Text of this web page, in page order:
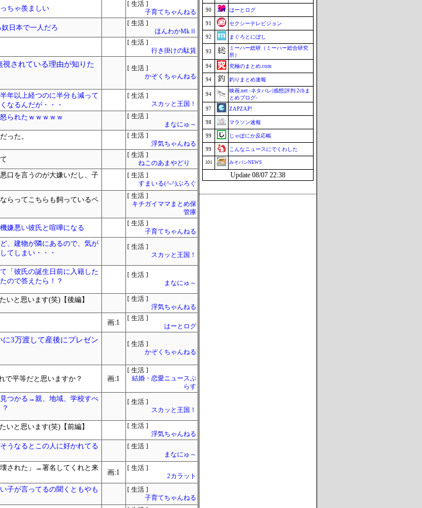
ちゃ羨ましい
[ 生活 ]
子育てちゃんねる
日本で一人だろ
[ 生活 ]
ほんわかMkⅡ
[ 生活 ]
行き掛けの駄賃
されている理由が知りた
[ 生活 ]
かぞくちゃんねる
年以上経つのに半分も減って
なるんだが・・・
[ 生活 ]
スカッと王国！
られたｗｗｗｗｗ
[ 生活 ]
まなにゅ～
った。
[ 生活 ]
浮気ちゃんねる
[ 生活 ]
ねこのあまやどり
口を言うのが大嫌いだし、子
[ 生活 ]
すまいる(^-^)ぶろぐ
らってこちらも飼っているペ
[ 生活 ]
キチガイママまとめ保
管庫
嫌悪い彼氏と喧嘩になる
[ 生活 ]
子育てちゃんねる
、建物が隣にあるので、気が
てしまい・・・
[ 生活 ]
スカッと王国！
「彼氏の誕生日前に入籍した
ので答えたら！？
[ 生活 ]
まなにゅ～
いと思います(笑)【後編】
[ 生活 ]
浮気ちゃんねる
画:1
[ 生活 ]
はーとログ
3万渡して産後にプレゼン
[ 生活 ]
かぞくちゃんねる
で平等だと思いますか？ 画:1
[ 生活 ]
結婚・恋愛ニュースぷ
らす
つかる→親、地域、学校すべ
[ 生活 ]
スカッと王国！
いと思います(笑)【前編】
[ 生活 ]
浮気ちゃんねる
うなるとこの人に好かれてる
[ 生活 ]
まなにゅ～
された」→署名してくれと来
画:1
[ 生活 ]
2カラット
子が言ってるの聞くともやも
[ 生活 ]
子育てちゃんねる
90 はーとログ
91 セクシーテレビジョン
92 まぐろとにぼし
93
ミーハー総研（ミーハー総合研究
所）
94
究極のまとめ.com
94 釣りまとめ速報
94
映画.net -ネタバレ|感想|評判 2chま
とめブログ-
97
ZAPZAP!
98 マラソン速報
99 じゃぽにか反応帳
99 こんなニュースにでくわした
101 みそパンNEWS
Update 08/07 22:38